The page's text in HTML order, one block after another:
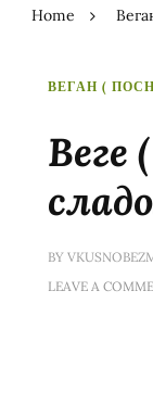
Home
ВЕГАН (
Веге
BY
LEAVE A